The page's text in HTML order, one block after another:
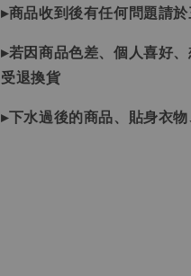
▸商品收到後有任何問題請
▸若因商品色差、個人喜好
受退換貨
▸下水過後的商品、貼身衣